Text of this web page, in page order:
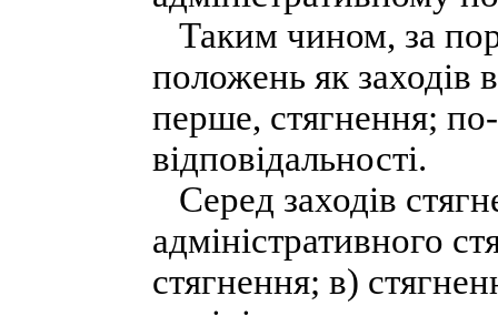
Таким чином, за
положень як заходів
перше, стягнення;
відповідальності.
Серед заходів
адміністративного
стягнення; в)